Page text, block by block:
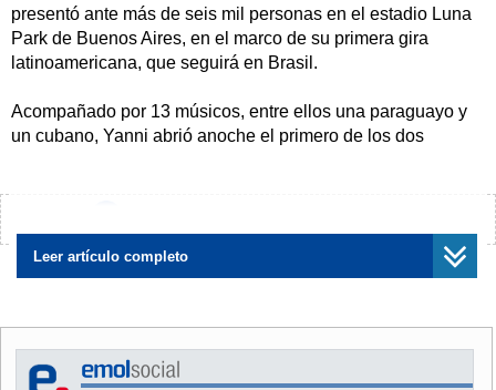
presentó ante más de seis mil personas en el estadio Luna
Park de Buenos Aires, en el marco de su primera gira
latinoamericana, que seguirá en Brasil.
Acompañado por 13 músicos, entre ellos una paraguayo y
un cubano, Yanni abrió anoche el primero de los dos
En poco menos de dos horas, Yanni hizo un recorrido de
las mejores canciones de sus más de 20 años de carrera,
could tell you".
Considerado uno de los artistas más famosos de la música
Leer artículo completo